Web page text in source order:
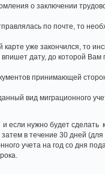
о заключении
по почте, то
карте уже закончился, то
дату, до которой
принимающей
вид миграционного
если нужно будет
в течение 30 дней
учета на год со дня